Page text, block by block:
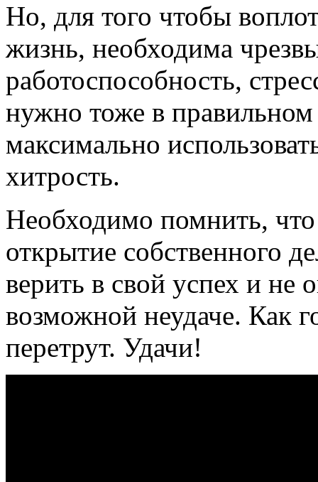
Но, для того чтобы
жизнь, необходима
работоспособность,
нужно тоже в
максимально
хитрость.
Необходимо помнить,
открытие собственного
верить в свой успех и не
возможной неудаче. Как
перетрут. Удачи!